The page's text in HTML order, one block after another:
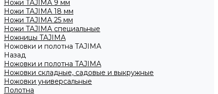
Ножи TAJIMA 9 мм
Ножи TAJIMA 18 мм
Ножи TAJIMA 25 мм
Ножи TAJIMA специальные
Ножницы TAJIMA
Ножовки и полотна TAJIMA
Назад
Ножовки и полотна TAJIMA
Ножовки складные, садовые и выкружные
Ножовки универсальные
Полотна